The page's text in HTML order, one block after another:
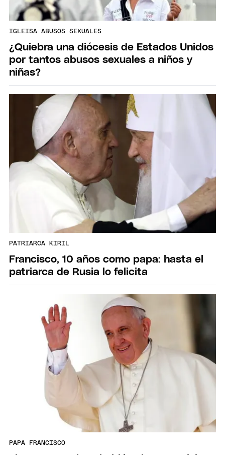
IGLEISA ABUSOS SEXUALES
¿Quiebra una diócesis de Estados Unidos
por tantos abusos sexuales a niños y
niñas?
PATRIARCA KIRIL
Francisco, 10 años como papa: hasta el
patriarca de Rusia lo felicita
PAPA FRANCISCO